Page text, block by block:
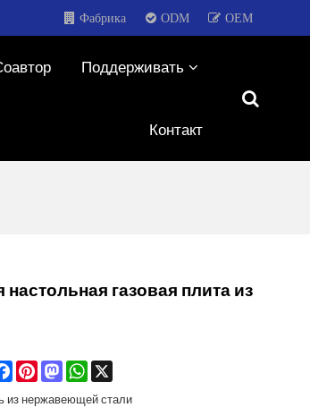
Фабрика ODM OEM
Поддерживать
Контакт
газовая плита из
Facebook
PinterestMastodonWhatsApp
X
из нержавеющей стали